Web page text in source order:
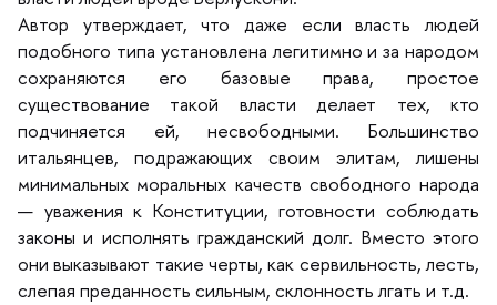
Автор утверждает, что даже если власть людей
подобного типа установлена легитимно и за народом
сохраняются его базовые права, простое
существование такой власти делает тех, кто
подчиняется ей, несвободными. Большинство
итальянцев, подражающих своим элитам, лишены
минимальных моральных качеств свободного народа
— уважения к Конституции, готовности соблюдать
законы и исполнять гражданский долг. Вместо этого
они выказывают такие черты, как сервильность, лесть,
слепая преданность сильным, склонность лгать и т.д.